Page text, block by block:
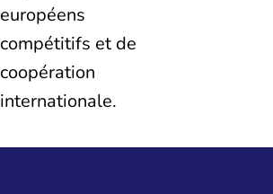
européens
compétitifs et de
coopération
internationale.